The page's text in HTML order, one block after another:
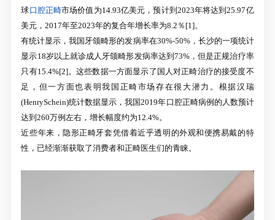
球口腔正畸市场价值为14.93亿美元，预计到2023年将达到25.97亿
美元，2017年至2023年的复合年增长率为8.2％[1]。
有统计显示，我国牙颌畸形的发病率在30%-50%，长沙的一项统计
显示18岁以上就诊成人牙颌畸形发病率达到73%，但是正规治疗率
只有15.4%[2]。这些数据一方面显示了国人对正畸治疗的接受度不
足，但一方面也表明我国正畸市场存在很大潜力。根据汉瑞
(HenrySchein)统计数据显示，我国2019年口腔正畸病例的人数预计
达到260万例左右，增长幅度约为12.4%。
近些年来，隐形正畸牙套凭借着近乎透明的外观和便携易戴的特
性，已经渐渐获取了消费者和正畸医生们的青睐。